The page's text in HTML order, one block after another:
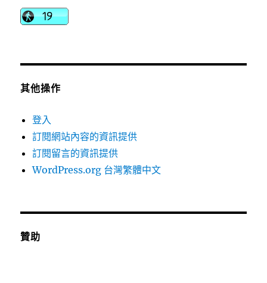
其他操作
登入
訂閱網站內容的資訊提供
訂閱留言的資訊提供
WordPress.org 台灣繁體中文
贊助